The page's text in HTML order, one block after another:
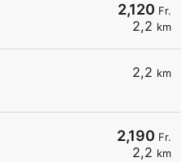
2,120 Fr.
2,2 km
2,2 km
2,190 Fr.
2,2 km